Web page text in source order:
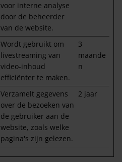
voor interne analyse
door de beheerder
van de website.
Wordt gebruikt om
livestreaming van
video-inhoud
efficiënter te maken.
3
maande
n
Verzamelt gegevens
over de bezoeken van
de gebruiker aan de
website, zoals welke
pagina's zijn gelezen.
2 jaar